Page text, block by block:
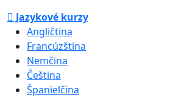
Jazykové kurzy
Angličtina
Francúzština
Nemčina
Čeština
Španielčina